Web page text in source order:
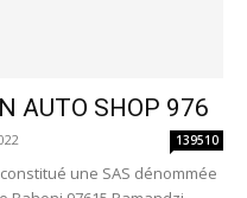
AUTO SHOP 976
139510
une SAS dénommée